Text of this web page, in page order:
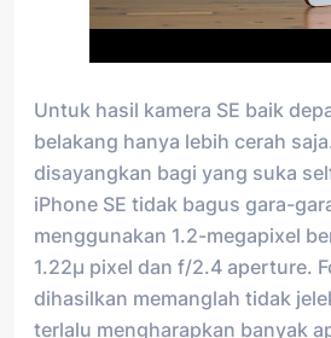
Untuk hasil kamera SE baik
belakang hanya lebih cerah
disayangkan bagi yang suka
iPhone SE tidak bagus gara-
menggunakan 1.2-megapixel
1.22µ pixel dan f/2.4 aperture.
dihasilkan memanglah tidak
terlalu mengharapkan banyak